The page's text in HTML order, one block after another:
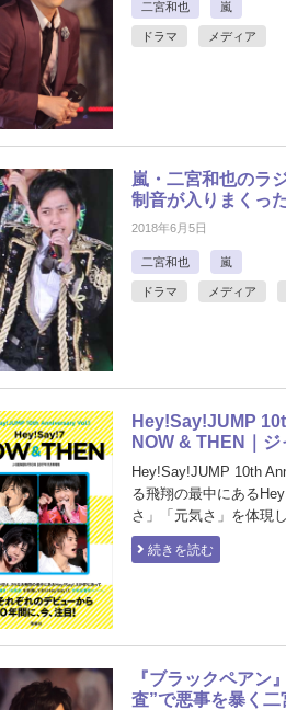
二宮和也 嵐
ドラマ メディア
嵐・二宮和也のラ
制音が入りまくっ
2018年6月5日
二宮和也 嵐
ドラマ メディア
Hey!Say!JUMP
NOW & THEN｜
Hey!Say!JUMP 10th
る飛翔の最中にある
さ」「元気さ」を体現
続きを読む
『ブラックペアン
査”で悪事を暴く